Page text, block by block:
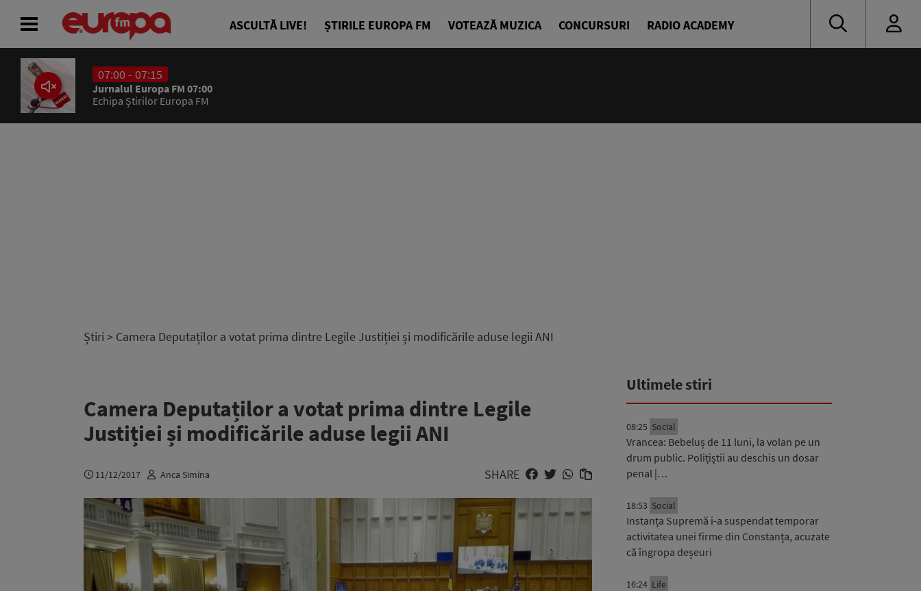
ASCULTĂ LIVE! ȘTIRILE EUROPA FM VOTEAZĂ MUZICA CONCURSURI RADIO ACADEMY
07:00 - 07:15
Jurnalul Europa FM 07:00
Echipa Știrilor Europa FM
Știri > Camera Deputaților a votat prima dintre Legile Justiției și modificările aduse legii ANI
Camera Deputaților a votat prima dintre Legile
Justiției și modificările aduse legii ANI
11/12/2017 Anca Simina SHARE
Ultimele stiri
08:25 Social
Vrancea: Bebeluș de 11 luni, la volan pe un
drum public. Polițiștii au deschis un dosar
penal |…
18:53 Social
Instanța Supremă i-a suspendat temporar
activitatea unei firme din Constanța, acuzate
că îngropa deșeuri
16:24 Life
ACASĂ
ȘTIRI